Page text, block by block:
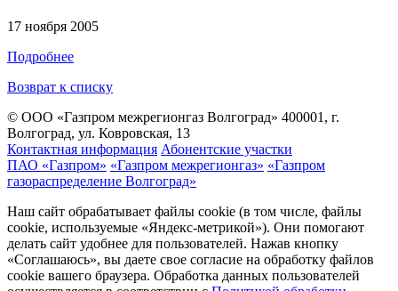
17 ноября 2005
Подробнее
Возврат к списку
© ООО «Газпром межрегионгаз Волгоград» 400001, г.
Волгоград, ул. Ковровская, 13
Контактная информация Абонентские участки
ПАО «Газпром» «Газпром межрегионгаз» «Газпром
газораспределение Волгоград»
Наш сайт обрабатывает файлы cookie (в том числе, файлы
cookie, используемые «Яндекс-метрикой»). Они помогают
делать сайт удобнее для пользователей. Нажав кнопку
«Соглашаюсь», вы даете свое согласие на обработку файлов
cookie вашего браузера. Обработка данных пользователей